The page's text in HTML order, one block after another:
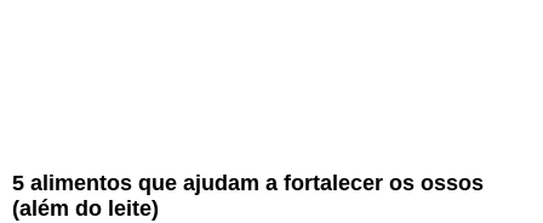
5 alimentos que ajudam a fortalecer os ossos
(além do leite)